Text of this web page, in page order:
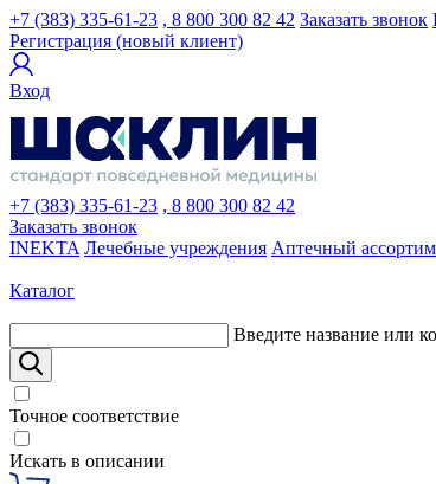
+7 (383) 335-61-23 , 8 800 300 82 42 Заказать звонок
Регистрация (новый клиент)
Вход
+7 (383) 335-61-23 , 8 800 300 82 42
Заказать звонок
INEKTA Лечебные учреждения Аптечный
Каталог
Введите название или
Точное соответствие
Искать в описании